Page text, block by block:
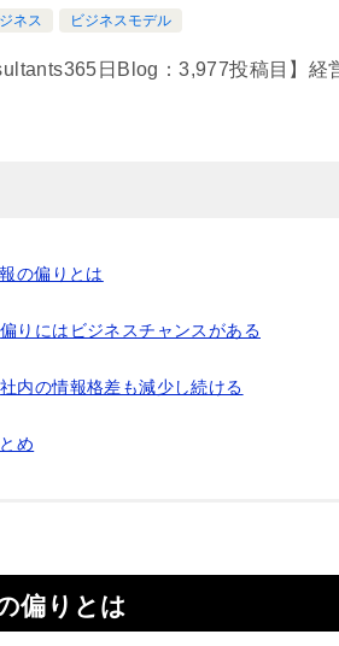
ネス
ビジネスモデル
日Blog：3,977投稿目】経
の偏りとは
偏りにはビジネスチャンスがある
社内の情報格差も減少し続ける
め
偏りとは